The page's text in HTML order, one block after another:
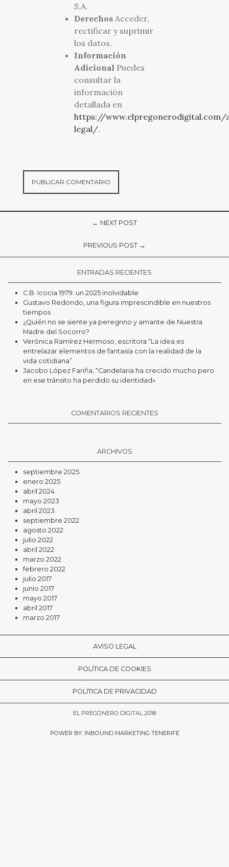
S.A.
DerechosAcceder,
rectificar y suprimir
los datos.
Información
Adicional Puedes
consultar la
información
detallada en
https://www.elpregonerodigital.com/
legal/.
← NEXT POST
PREVIOUS POST →
ENTRADAS RECIENTES
C.B. Icocia 1979: un 2025 inolvidable
Gustavo Redondo, una figura imprescindible en nuestros
tiempos
¿Quién no se siente ya peregrino y amante de Nuestra
Madre del Socorro?
Verónica Ramírez Hermoso, escritora “La idea es
entrelazar elementos de fantasía con la realidad de la
vida cotidiana”
Jacobo López Fariña, “Candelaria ha crecido mucho pero
en ese tránsito ha perdido su identidad»
COMENTARIOS RECIENTES
ARCHIVOS
septiembre 2025
enero 2025
abril 2024
mayo 2023
abril 2023
septiembre 2022
agosto 2022
julio 2022
abril 2022
marzo 2022
febrero 2022
julio 2017
junio 2017
mayo 2017
abril 2017
marzo 2017
AVISO LEGAL
POLÍTICA DE COOKIES
POLÍTICA DE PRIVACIDAD
EL PREGONERO DIGITAL 2018
POWER BY: INBOUND MARKETING TENERIFE